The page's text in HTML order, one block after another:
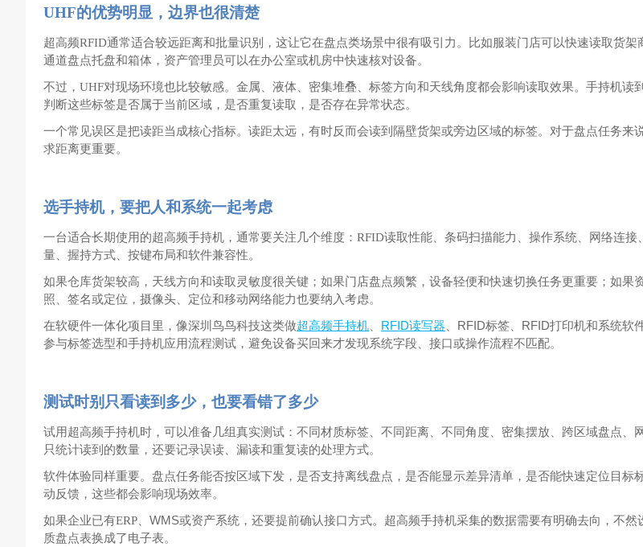
UHF的优势明显，边界也很清楚
超高频RFID通常适合较远距离和批量识别，这让它在盘点类场景中很有吸引力。比如服装门店可以快速读取货架
通道盘点托盘和箱体，资产管理员可以在办公室或机房中快速核对设备。
不过， UHF对现场环境也比较敏感。金属、液体、密集堆叠、标签方向和天线角度都会影响读取效果。手持机读
判断这些标签是否属于当前区域，是否重复读取，是否存在异常状态。
一个常见误区是把读距当成核心指标。读距太远，有时反而会读到隔壁货架或旁边区域的标签。对于盘点任务来
求距离更重要。
选手持机，要把人和系统一起考虑
一台适合长期使用的超高频手持机，通常要关注几个维度： RFID读取性能、条码扫描能力、操作系统、网络连接
量、握持方式、按键布局和软件兼容性。
如果仓库货架较高，天线方向和读取灵敏度很关键；如果门店盘点频繁，设备轻便和快速切换任务更重要；如果
照、签名或定位，摄像头、定位和移动网络能力也要纳入考虑。
在软硬件一体化项目里，像深圳鸟鸟科技这类做超高频手持机 RFID读写器 RFID标签、 RFID打印机和系统软
参与标签选型和手持机应用流程测试，避免设备买回来才发现系统字段、接口或操作流程不匹配。
测试时别只看读到多少，也要看错了多少
试用超高频手持机时，可以准备几组真实测试：不同材质标签、不同距离、不同角度、密集摆放、跨区域盘点、
只统计读到的数量，还要记录误读、漏读和重复读的处理方式。
软件体验同样重要。盘点任务能否按区域下发，是否支持离线盘点，是否能显示差异清单，是否能快速定位目标
动反馈，这些都会影响现场效率。
如果企业已有ERP WMS或资产系统，还要提前确认接口方式。超高频手持机采集的数据需要有明确去向，不然
质盘点表换成了电子表。